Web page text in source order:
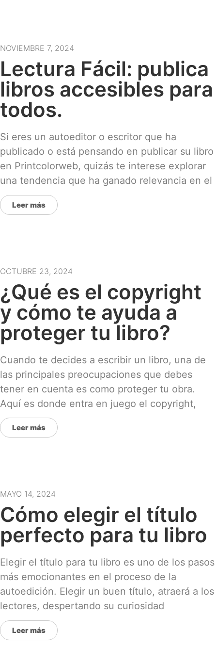
NOVIEMBRE 7, 2024
Lectura Fácil: publica
libros accesibles para
todos.
Si eres un autoeditor o escritor que ha
publicado o está pensando en publicar su libro
en Printcolorweb, quizás te interese explorar
una tendencia que ha ganado relevancia en el
Leer más
OCTUBRE 23, 2024
¿Qué es el copyright
y cómo te ayuda a
proteger tu libro?
Cuando te decides a escribir un libro, una de
las principales preocupaciones que debes
tener en cuenta es como proteger tu obra.
Aquí es donde entra en juego el copyright,
Leer más
MAYO 14, 2024
Cómo elegir el título
perfecto para tu libro
Elegir el título para tu libro es uno de los pasos
más emocionantes en el proceso de la
autoedición. Elegir un buen título, atraerá a los
lectores, despertando su curiosidad
Leer más